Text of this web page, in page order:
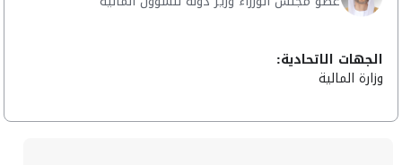
الجهات الاتحادية:
وزارة المالية